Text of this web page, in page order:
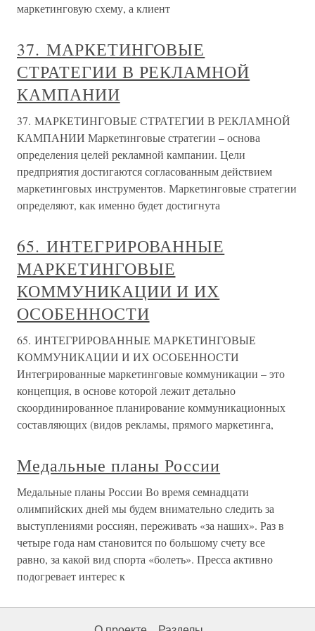
маркетинговую схему, а клиент
37. МАРКЕТИНГОВЫЕ
СТРАТЕГИИ В РЕКЛАМНОЙ
КАМПАНИИ
37. МАРКЕТИНГОВЫЕ СТРАТЕГИИ В РЕКЛАМНОЙ
КАМПАНИИ Маркетинговые стратегии – основа
определения целей рекламной кампании. Цели
предприятия достигаются согласованным действием
маркетинговых инструментов. Маркетинговые стратегии
определяют, как именно будет достигнута
65. ИНТЕГРИРОВАННЫЕ
МАРКЕТИНГОВЫЕ
КОММУНИКАЦИИ И ИХ
ОСОБЕННОСТИ
65. ИНТЕГРИРОВАННЫЕ МАРКЕТИНГОВЫЕ
КОММУНИКАЦИИ И ИХ ОСОБЕННОСТИ
Интегрированные маркетинговые коммуникации – это
концепция, в основе которой лежит детально
скоординированное планирование коммуникационных
составляющих (видов рекламы, прямого маркетинга,
Медальные планы России
Медальные планы России Во время семнадцати
олимпийских дней мы будем внимательно следить за
выступлениями россиян, переживать «за наших». Раз в
четыре года нам становится по большому счету все
равно, за какой вид спорта «болеть». Пресса активно
подогревает интерес к